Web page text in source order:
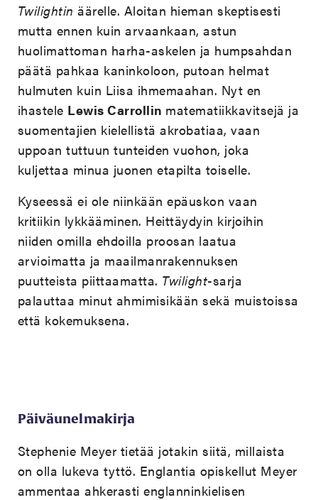
Twilightin äärelle. Aloitan hieman skeptisesti
mutta ennen kuin arvaankaan, astun
huolimattoman harha-askelen ja humpsahdan
päätä pahkaa kaninkoloon, putoan helmat
hulmuten kuin Liisa ihmemaahan. Nyt en
ihastele Lewis Carrollin matematiikkavitsejä ja
suomentajien kielellistä akrobatiaa, vaan
uppoan tuttuun tunteiden vuohon, joka
kuljettaa minua juonen etapilta toiselle.
Kyseessä ei ole niinkään epäuskon vaan
kritiikin lykkääminen. Heittäydyin kirjoihin
niiden omilla ehdoilla proosan laatua
arvioimatta ja maailmanrakennuksen
puutteista piittaamatta. Twilight-sarja
palauttaa minut ahmimisikään sekä muistoissa
että kokemuksena.
Päiväunelmakirja
Stephenie Meyer tietää jotakin siitä, millaista
on olla lukeva tyttö. Englantia opiskellut Meyer
ammentaa ahkerasti englanninkielisen